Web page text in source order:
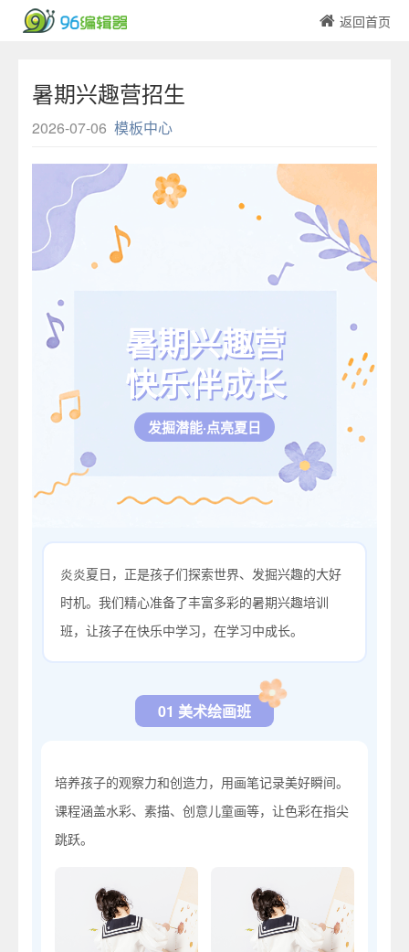
返回首页
暑期兴趣营招生
2026-07-06 模板中心
暑期兴趣营
快乐伴成长
发掘潜能·点亮夏日
炎炎夏日，正是孩子们探索世界、发掘兴趣的大好
时机。我们精心准备了丰富多彩的暑期兴趣培训
班，让孩子在快乐中学习，在学习中成长。
01 美术绘画班
培养孩子的观察力和创造力，用画笔记录美好瞬间。
课程涵盖水彩、素描、创意儿童画等，让色彩在指尖
跳跃。